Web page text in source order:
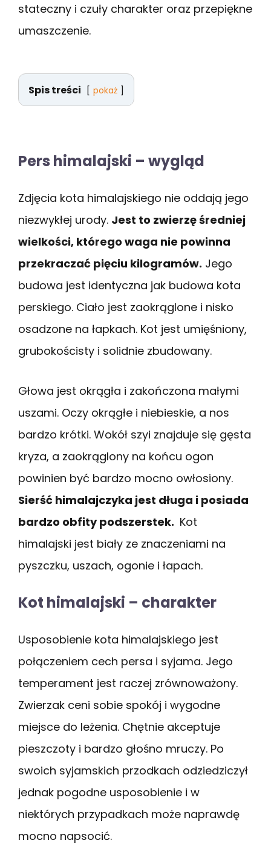
stateczny i czuły charakter oraz przepiękne
umaszczenie.
Spis treści pokaż
Pers himalajski – wygląd
Zdjęcia kota himalajskiego nie oddają jego
niezwykłej urody. Jest to zwierzę średniej
wielkości, którego waga nie powinna
przekraczać pięciu kilogramów. Jego
budowa jest identyczna jak budowa kota
perskiego. Ciało jest zaokrąglone i nisko
osadzone na łapkach. Kot jest umięśniony,
grubokościsty i solidnie zbudowany.
Głowa jest okrągła i zakończona małymi
uszami. Oczy okrągłe i niebieskie, a nos
bardzo krótki. Wokół szyi znajduje się gęsta
kryza, a zaokrąglony na końcu ogon
powinien być bardzo mocno owłosiony.
Sierść himalajczyka jest długa i posiada
bardzo obfity podszerstek. Kot
himalajski jest biały ze znaczeniami na
pyszczku, uszach, ogonie i łapach.
Kot himalajski – charakter
Usposobienie kota himalajskiego jest
połączeniem cech persa i syjama. Jego
temperament jest raczej zrównoważony.
Zwierzak ceni sobie spokój i wygodne
miejsce do leżenia. Chętnie akceptuje
pieszczoty i bardzo głośno mruczy. Po
swoich syjamskich przodkach odziedziczył
jednak pogodne usposobienie i w
niektórych przypadkach może naprawdę
mocno napsocić.